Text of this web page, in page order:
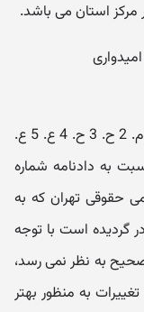
استان می باشد.
در مورد تجدیدنظرخواهی م.م. به طرفیت :1 م. 2 ح. 3 ح. 4 ع. 5 ع.
خ. نسبت به دادنامه شماره
26 دادگاه عمومی حقوقی تهران که به
گردیده است با توجه
صحیح به نظر نمی رسد،
به منظور بهتر